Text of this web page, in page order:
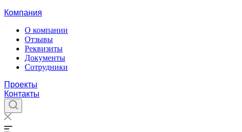
Компания
О компании
Отзывы
Реквизиты
Документы
Сотрудники
Проекты
Контакты